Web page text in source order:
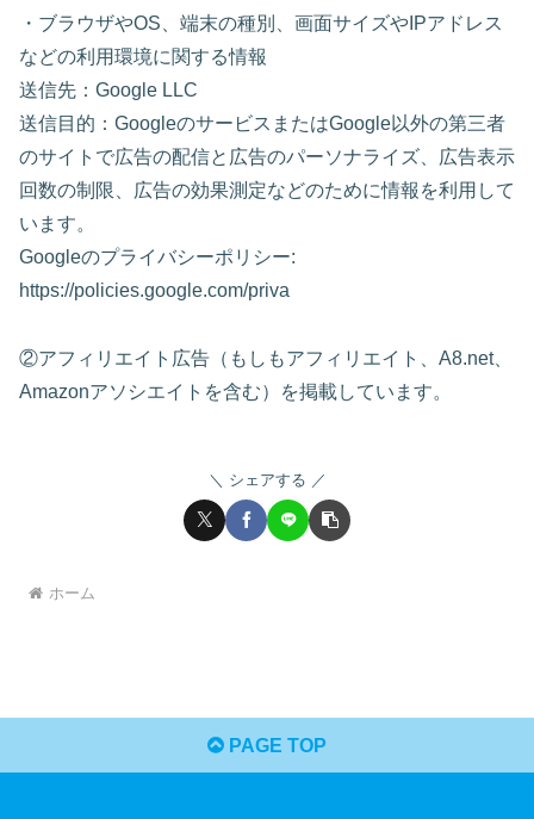
・ブラウザやOS、端末の種別、画面サイズやIPアドレス
などの利用環境に関する情報
送信先：Google LLC
送信目的：GoogleのサービスまたはGoogle以外の第三者
のサイトで広告の配信と広告のパーソナライズ、広告表示
回数の制限、広告の効果測定などのために情報を利用して
います。
Googleのプライバシーポリシー:
https://policies.google.com/priva
②アフィリエイト広告（もしもアフィリエイト、A8.net、
Amazonアソシエイトを含む）を掲載しています。
シェアする
ホーム
PAGE TOP